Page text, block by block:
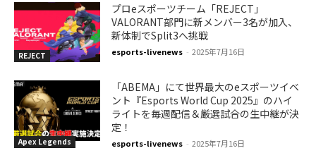
REJECT
プロeスポーツチーム「REJECT」
VALORANT部門に新メンバー3名が加入、
新体制でSplit3へ挑戦
esports-livenews - 2025年7月16日
Apex Legends
「ABEMA」にて世界最大のeスポーツイベ
ント『Esports World Cup 2025』のハイ
ライトを毎週配信＆厳選試合の生中継が決
定！
esports-livenews - 2025年7月16日